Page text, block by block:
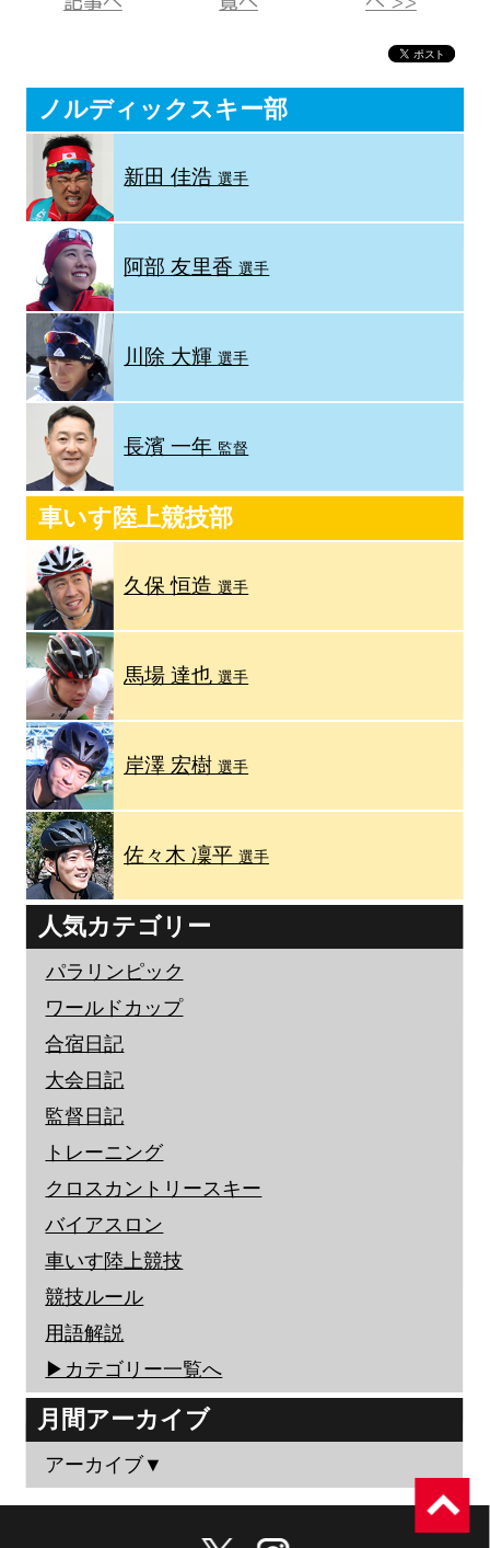
ノルディックスキー部
新田 佳浩選手
阿部 友里香選手
川除 大輝選手
長濱 一年 監督
車いす陸上競技部
久保 恒造選手
馬場 達也選手
岸澤 宏樹選手
佐々木 凜平選手
人気カテゴリー
パラリンピック
ワールドカップ
合宿日記
大会日記
監督日記
トレーニング
クロスカントリースキー
バイアスロン
車いす陸上競技
競技ルール
用語解説
▶︎カテゴリー一覧へ
月間アーカイブ
アーカイブ▼